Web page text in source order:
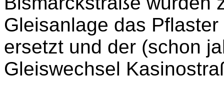
Gleisanlage das
ersetzt und der (schon
Gleiswechsel